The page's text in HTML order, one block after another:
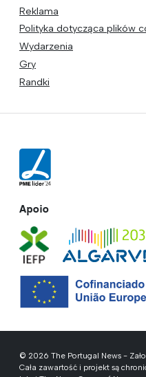
Reklama
Polityka dotycząca plików
Wydarzenia
Gry
Randki
Apoio
© 2026 The Portugal News -
Cała zawartość i projekt są